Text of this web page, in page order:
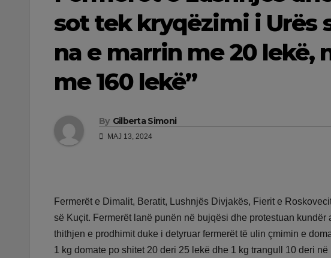
sot tek kryqëzimi i Urës
na e marrin me 20 lekë,
me 160 lekë”
By Gilberta Simoni
MAJ 13, 2024
Fermerët e Dimalit, Beratit, Lushnjës Divjakës, Fierit e
së Kuçit. Fermerët lanë punën në bujqësi dhe protestuan
thithjen e prodhimit duke i detyruar fermerët të ulin çmimin e
1 kg domate po shitet 20 deri 25 lekë dhe 1 kg trangull 10 deri